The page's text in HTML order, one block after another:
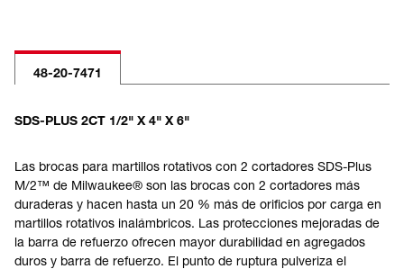
48-20-7471
SDS-PLUS 2CT 1/2" X 4" X 6"
Las brocas para martillos rotativos con 2 cortadores SDS-Plus
M/2™ de Milwaukee® son las brocas con 2 cortadores más
duraderas y hacen hasta un 20 % más de orificios por carga en
martillos rotativos inalámbricos. Las protecciones mejoradas de
la barra de refuerzo ofrecen mayor durabilidad en agregados
duros y barra de refuerzo. El punto de ruptura pulveriza el